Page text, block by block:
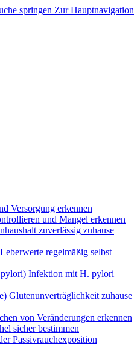
springen Zur Hauptnavigation
Versorgung erkennen
und Mangel erkennen
zuverlässig zuhause
Leberwerte regelmäßig selbst
pylori) Infektion mit H. pylori
Glutenunverträglichkeit zuhause
von Veränderungen erkennen
sicher bestimmen
Passivrauchexposition